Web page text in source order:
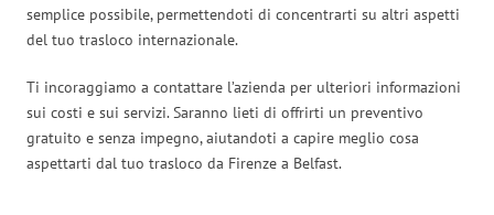
semplice possibile, permettendoti di concentrarti su altri aspetti
del tuo trasloco internazionale.
Ti incoraggiamo a contattare l’azienda per ulteriori informazioni
sui costi e sui servizi. Saranno lieti di offrirti un preventivo
gratuito e senza impegno, aiutandoti a capire meglio cosa
aspettarti dal tuo trasloco da Firenze a Belfast.